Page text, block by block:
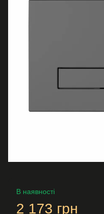
В наявності
2 173 грн